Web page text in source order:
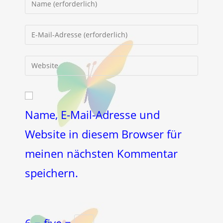
Namen
oder
Kommentieren
E-
Mail-
zum
Kommentieren
ein
URL
ein
(optional)
Name, E-Mail-Adresse und
Website in diesem Browser für
meinen nächsten Kommentar
speichern.